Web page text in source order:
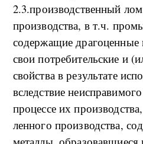
2.3.­про­из­вод­ствен­ный
про­из­вод­ства, в т.ч.
со­дер­жа­щие
свои по­тре­би­тель­ские и
свой­ства в ре­зуль­та­те
вслед­ствие
про­цес­се их
лен­но­го про­из­вод­ства,